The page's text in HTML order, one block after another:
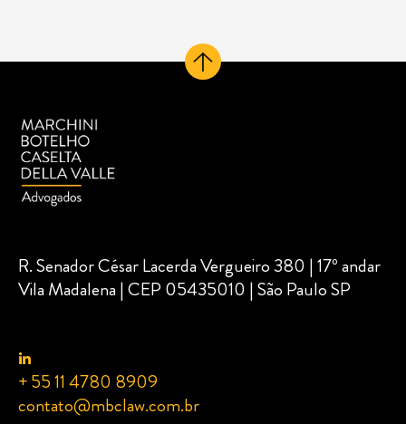
R. Senador César Lacerda Vergueiro 380 | 17º andar
Vila Madalena | CEP 05435010 | São Paulo SP
+ 55 11 4780 8909
contato@mbclaw.com.br